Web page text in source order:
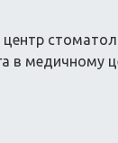
в медичному